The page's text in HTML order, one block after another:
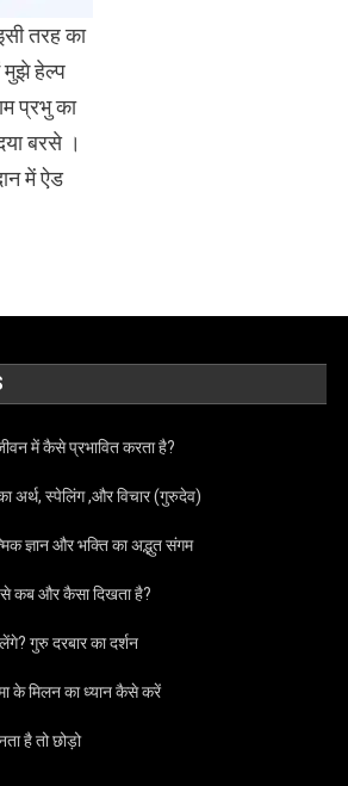
तरह का
मुझे हेल्प
प्रभु का
बरसे ।
में ऐड
में कैसे प्रभावित करता है?
अर्थ, स्पेलिंग ,और विचार (गुरुदेव)
ज्ञान और भक्ति का अद्भुत संगम
कब और कैसा दिखता है?
गुरु दरबार का दर्शन
के मिलन का ध्यान कैसे करें
है तो छोड़ो